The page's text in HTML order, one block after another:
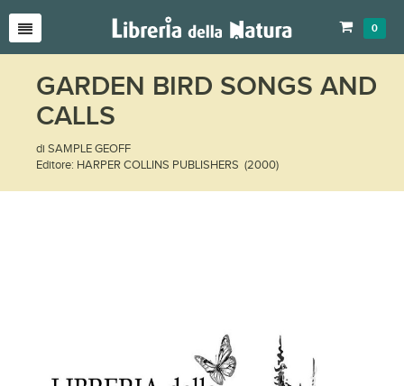
0
GARDEN BIRD SONGS AND
CALLS
di SAMPLE GEOFF
Editore: HARPER COLLINS PUBLISHERS (2000)